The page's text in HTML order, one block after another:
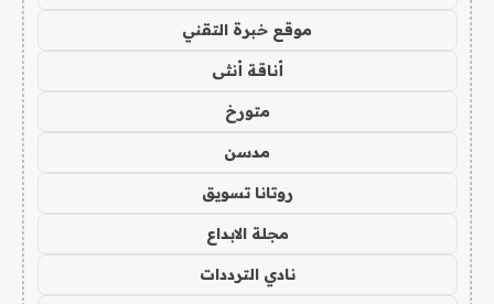
موقع خبرة التقني
أناقة أنثى
متورخ
مدسن
روتانا تسويق
مجلة الابداع
نادي الترددات